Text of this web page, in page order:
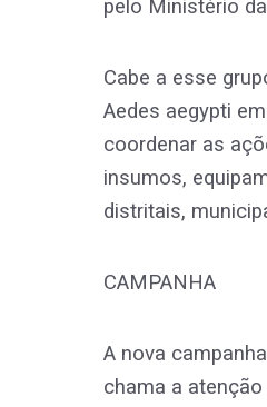
pelo Ministério
Cabe a esse
Aedes aegypti
coordenar as
insumos,
distritais,
CAMPANHA
A nova
chama a